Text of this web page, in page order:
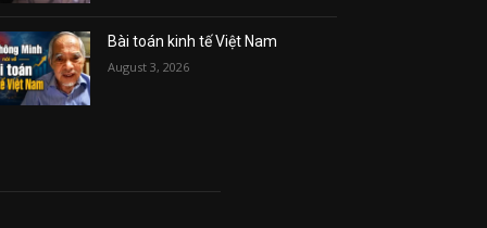
Bài toán kinh tế Việt Nam
August 3, 2026